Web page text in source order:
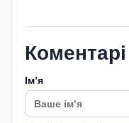
Коментарі
Імʼя